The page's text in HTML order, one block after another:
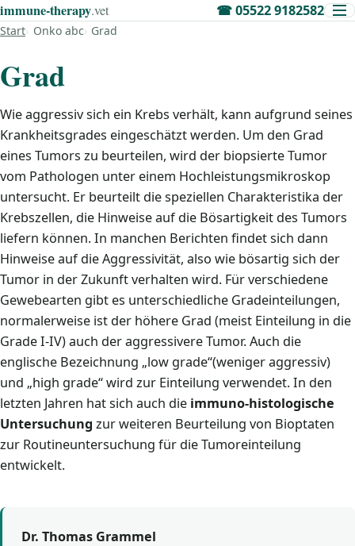
immune‑therapy.vet ☎05522 9182582
Start Onko abc Grad
Grad
Wie aggressiv sich ein Krebs verhält, kann aufgrund seines
Krankheitsgrades eingeschätzt werden. Um den Grad
eines Tumors zu beurteilen, wird der biopsierte Tumor
vom Pathologen unter einem Hochleistungsmikroskop
untersucht. Er beurteilt die speziellen Charakteristika der
Krebszellen, die Hinweise auf die Bösartigkeit des Tumors
liefern können. In manchen Berichten findet sich dann
Hinweise auf die Aggressivität, also wie bösartig sich der
Tumor in der Zukunft verhalten wird. Für verschiedene
Gewebearten gibt es unterschiedliche Gradeinteilungen,
normalerweise ist der höhere Grad (meist Einteilung in die
Grade I-IV) auch der aggressivere Tumor. Auch die
englische Bezeichnung „low grade“(weniger aggressiv)
und „high grade“ wird zur Einteilung verwendet. In den
letzten Jahren hat sich auch die immuno-histologische
Untersuchung zur weiteren Beurteilung von Bioptaten
zur Routineuntersuchung für die Tumoreinteilung
entwickelt.
Dr. Thomas Grammel